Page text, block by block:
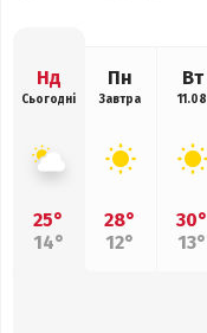
Нд
Сьогодні
25°
14°
Пн
Завтра
28°
12°
Вт
11.08
30°
13°